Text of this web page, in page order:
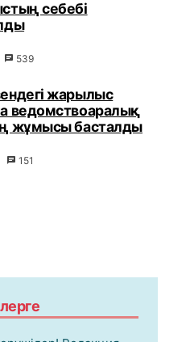
себебі
539
жарылыс
ведомствоаралық
жұмысы басталды
151